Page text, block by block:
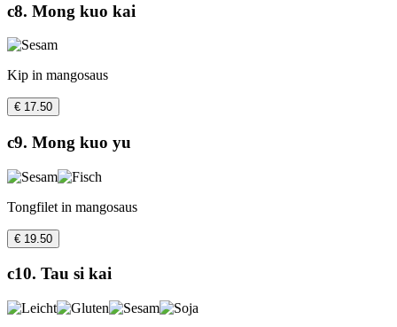
c8. Mong kuo kai
Kip in mangosaus
€ 17.50
c9. Mong kuo yu
Tongfilet in mangosaus
€ 19.50
c10. Tau si kai